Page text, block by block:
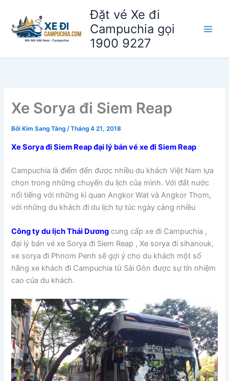
Đặt vé Xe đi
Campuchia gọi
1900 9227
Xe Sorya đi Siem Reap
Bởi Kim Sang Tăng/Tháng 4 21, 2018
Xe Sorya đi Siem Reap đại lý bán vé xe đi Siem Reap
Campuchia là điểm đến được nhiều du khách Việt Nam lựa
chọn trong những chuyến du lịch của mình. Với đất nước
nổi tiếng với những kì quan Angkor Wat và Angkor Thom,
với những du khách đi du lịch tự túc ngày càng nhiều
Công ty du lịch Thái Dương cung cấp xe đi Campuchia ,
đại lý bán vé xe Sorya đi Siem Reap , Xe sorya đi sihanouk,
xe sorya đi Phnom Penh sẽ gợi ý cho du khách một số
hãng xe khách đi Campuchia từ Sài Gòn được sự tín nhiệm
cao của du khách.